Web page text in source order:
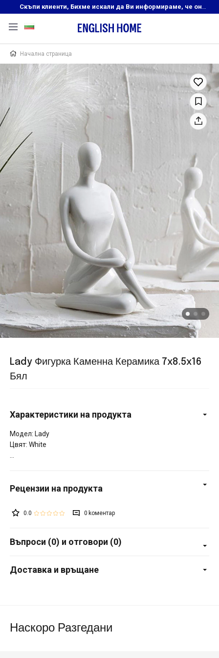
Скъпи клиенти, Бихме искали да Ви информираме, че онлайн магазинът на English Home преустановява своята дейност. Прекрасният ни и усмихнат екип ,Ви очаква в нашите физически магазини, където ще откриете любимите си продукти! Благодарим Ви, че сте част от семейството на Еnglish Home!
Начална страница
Lady Фигурка Каменна Керамика 7x8.5x16
Бял
Характеристики на продукта
Модел: Lady
Цвят: White
0.0 0
Въпроси (0) и отговори (0)
Доставка и връщане
Наскоро Разгедани